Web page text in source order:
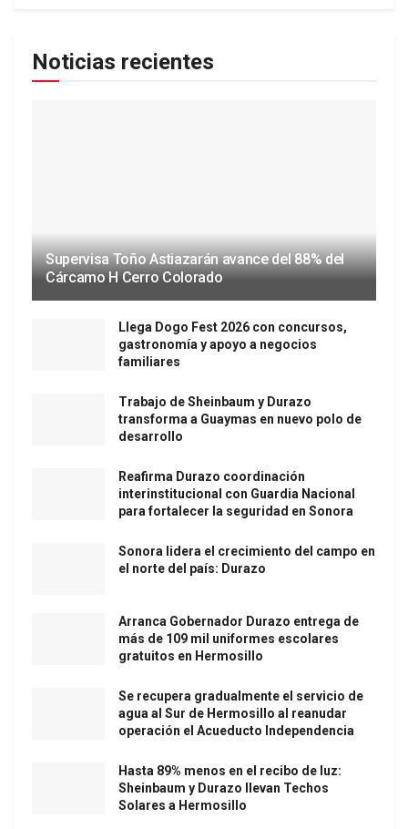
Noticias recientes
Supervisa Toño Astiazarán avance del 88% del
Cárcamo H Cerro Colorado
Llega Dogo Fest 2026 con concursos,
gastronomía y apoyo a negocios
familiares
Trabajo de Sheinbaum y Durazo
transforma a Guaymas en nuevo polo de
desarrollo
Reafirma Durazo coordinación
interinstitucional con Guardia Nacional
para fortalecer la seguridad en Sonora
Sonora lidera el crecimiento del campo en
el norte del país: Durazo
Arranca Gobernador Durazo entrega de
más de 109 mil uniformes escolares
gratuitos en Hermosillo
Se recupera gradualmente el servicio de
agua al Sur de Hermosillo al reanudar
operación el Acueducto Independencia
Hasta 89% menos en el recibo de luz:
Sheinbaum y Durazo llevan Techos
Solares a Hermosillo